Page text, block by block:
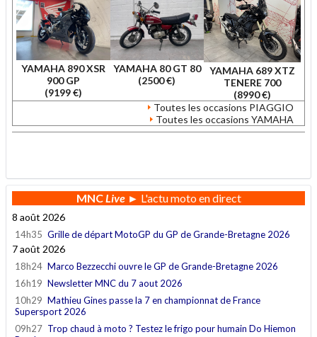
YAMAHA 890 XSR
900 GP
(9199 €)
YAMAHA 80 GT 80
(2500 €)
YAMAHA 689 XTZ
TENERE 700
(8990 €)
Toutes les occasions PIAGGIO
Toutes les occasions YAMAHA
MNCLive► L'actu moto en direct
8 août 2026
14h35 Grille de départ MotoGP du GP de Grande-Bretagne 2026
7 août 2026
18h24 Marco Bezzecchi ouvre le GP de Grande-Bretagne 2026
16h19 Newsletter MNC du 7 aout 2026
10h29 Mathieu Gines passe la 7 en championnat de France
Supersport 2026
09h27 Trop chaud à moto ? Testez le frigo pour humain Do Hiemon